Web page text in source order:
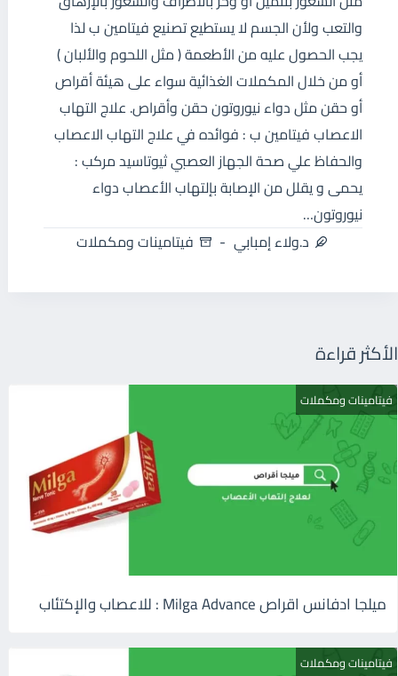
والتعب ولأن الجسم لا يستطيع تصنيع فيتامين ب لذا
يجب الحصول عليه من الأطعمة ( مثل اللحوم والألبان )
أو من خلال المكملات الغذائية سواء على هيئة أقراص
أو حقن مثل دواء نيوروتون حقن وأقراص. علاج التهاب
الاعصاب فيتامين ب : فوائده في علاج التهاب الاعصاب
والحفاظ علي صحة الجهاز العصبي ثيوتاسيد مركب :
يحمى و يقلل من الإصابة بإلتهاب الأعصاب دواء
نيوروتون…
د.ولاء إمبابي
فيتامينات ومكملات
الأكثر قراءة
فيتامينات ومكملات
ميلجا ادفانس اقراص Milga Advance : للاعصاب والإكتئاب
فيتامينات ومكملات